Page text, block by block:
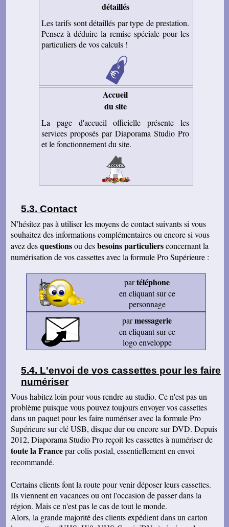
Merci pour votre professionnalisme. vous etes
une bonne adresse et ne manquerais pas de
parler de vous . Encore merci
Tout est OK, merci! Dans l'avenir, j'aurai sans
doute encore recours à vous pour le même
genre de travail. Cordialement
avoir effectué ce travail délicat . J'ai visionné
pense que mon fils sera très heureux de
retrouver de tels souvenirs. Merci beaucoup
pour la rapidité du traitement de ma commande,
Très cordialement.
Bonjour merci de votre professionalisme et
exactitude si l'occasion se présente de vous
faire connaître je le ferai avec plaisir.
détaillés
Les tarifs sont détaillés par type de prestation.
Pensez à déduire la remise spéciale pour les
particuliers de vos calculs !
Accueil
du site
La page d'accueil officielle présente les
services proposés par Diaporama Studio Pro
et le fonctionnement du site.
Contact
N'hésitez pas à utiliser les moyens de contact suivants si vous
souhaitez des informations complémentaires ou encore si vous
avez desquestionsou desbesoins particuliersconcernant la
numérisation de vos cassettes avec la formule Pro Supérieure :
partéléphone
en cliquant sur ce
personnage
parmessagerie
en cliquant sur ce
logo enveloppe
L'envoi de vos cassettes pour les faire
numériser
Vous habitez loin pour vous rendre au studio. Ce n'est pas un
problème puisque vous pouvez toujours envoyer vos cassettes
dans un paquet pour les faire numériser avec la formule Pro
Supérieure sur clé USB, disque dur ou encore sur DVD. Depuis
2012, Diaporama Studio Pro reçoit les cassettes à numériser de
toute la Francepar colis postal, essentiellement en envoi
recommandé.
Certains clients font la route pour venir déposer leurs cassettes.
Ils viennent en vacances ou ont l'occasion de passer dans la
région. Mais ce n'est pas le cas de tout le monde.
Alors, la grande majorité des clients expédient dans un carton